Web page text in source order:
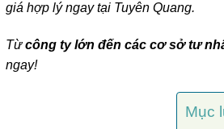
giá hợp lý ngay tại Tuyên Quang.
Từcông ty lớn đến các cơ sở tư
ngay!
Mục